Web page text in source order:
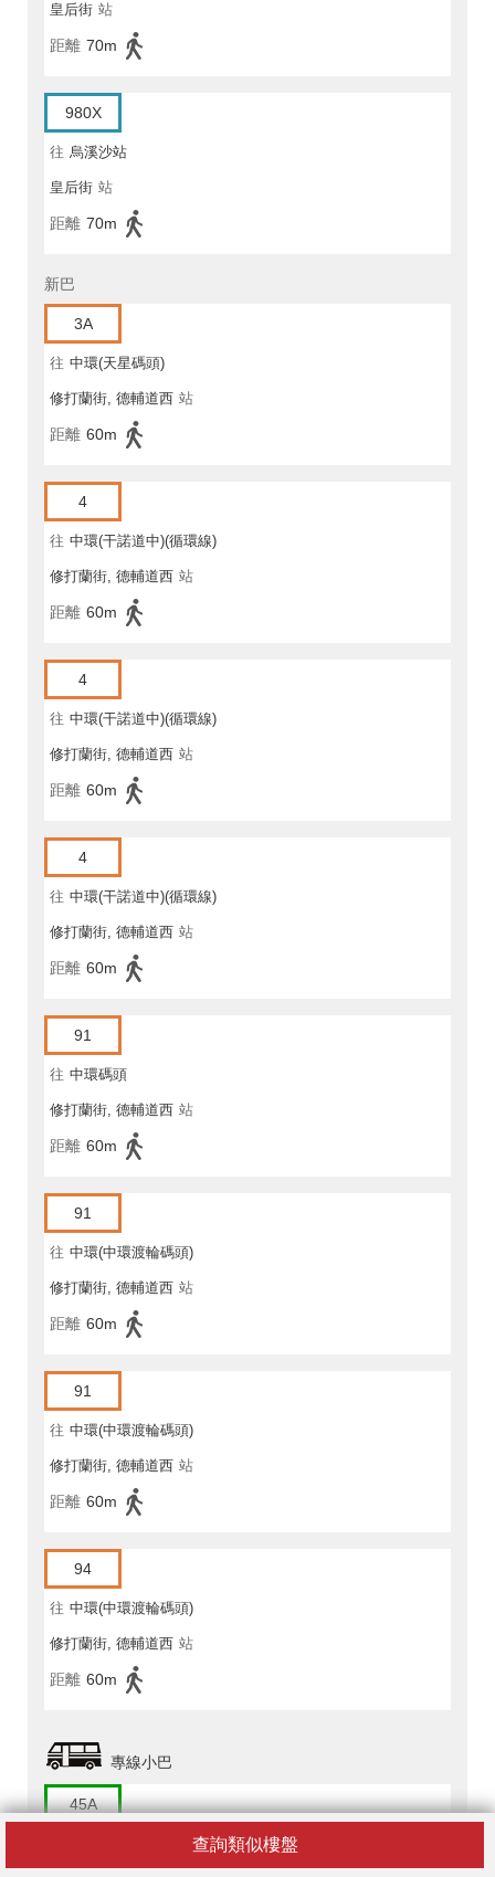
查詢類似樓盤
皇后街 站
距離 70m
980X
往 烏溪沙站
皇后街 站
距離 70m
新巴
3A
往 中環(天星碼頭)
修打蘭街, 德輔道西 站
距離 60m
4
往 中環(干諾道中)(循環線)
修打蘭街, 德輔道西 站
距離 60m
4
往 中環(干諾道中)(循環線)
修打蘭街, 德輔道西 站
距離 60m
4
往 中環(干諾道中)(循環線)
修打蘭街, 德輔道西 站
距離 60m
91
往 中環碼頭
修打蘭街, 德輔道西 站
距離 60m
91
往 中環(中環渡輪碼頭)
修打蘭街, 德輔道西 站
距離 60m
91
往 中環(中環渡輪碼頭)
修打蘭街, 德輔道西 站
距離 60m
94
往 中環(中環渡輪碼頭)
修打蘭街, 德輔道西 站
距離 60m
專線小巴
45A